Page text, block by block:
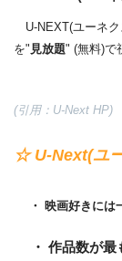
U-NEXT(ユーネク
を" 見放題" (無料)で
(引用：U-Next HP)
☆ U-Next(ユ
・ 映画好きには
・ 作品数が最